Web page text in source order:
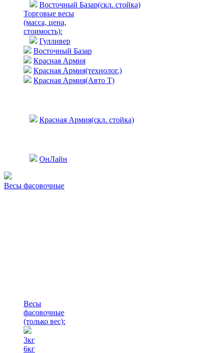
Восточный Базар(скл. стойка)
Торговые весы
(масса, цена,
стоимость):
Гулливер
Восточный Базар
Красная Армия
Красная Армия(технолог.)
Красная Армия(Авто Т)
Красная Армия(скл. стойка)
ОнЛайн
Весы фасовочные
Весы
фасовочные
(только вес):
3кг
6кг